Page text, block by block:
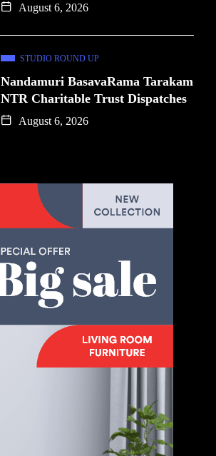
August 6, 2026
STUDIO ROUND UP
Nandamuri BasavaRama Tarakam
NTR Charitable Trust Dispatches
August 6, 2026